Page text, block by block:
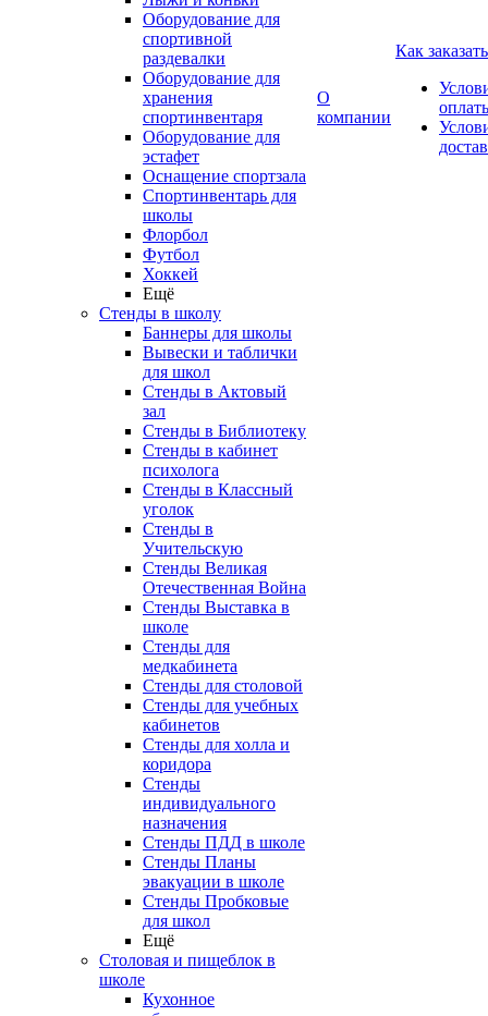
Оборудование для
спортивной
раздевалки
Оборудование для
хранения
спортинвентаря
Оборудование для
эстафет
Оснащение спортзала
Спортинвентарь для
школы
Флорбол
Футбол
Хоккей
Ещё
Стенды в школу
Баннеры для школы
Вывески и таблички
для школ
Стенды в Актовый
зал
Стенды в Библиотеку
Стенды в кабинет
психолога
Стенды в Классный
уголок
Стенды в
Учительскую
Стенды Великая
Отечественная Война
Стенды Выставка в
школе
Стенды для
медкабинета
Стенды для столовой
Стенды для учебных
кабинетов
Стенды для холла и
коридора
Стенды
индивидуального
назначения
Стенды ПДД в школе
Стенды Планы
эвакуации в школе
Стенды Пробковые
для школ
Ещё
Столовая и пищеблок в
школе
Кухонное
О
компании
Как